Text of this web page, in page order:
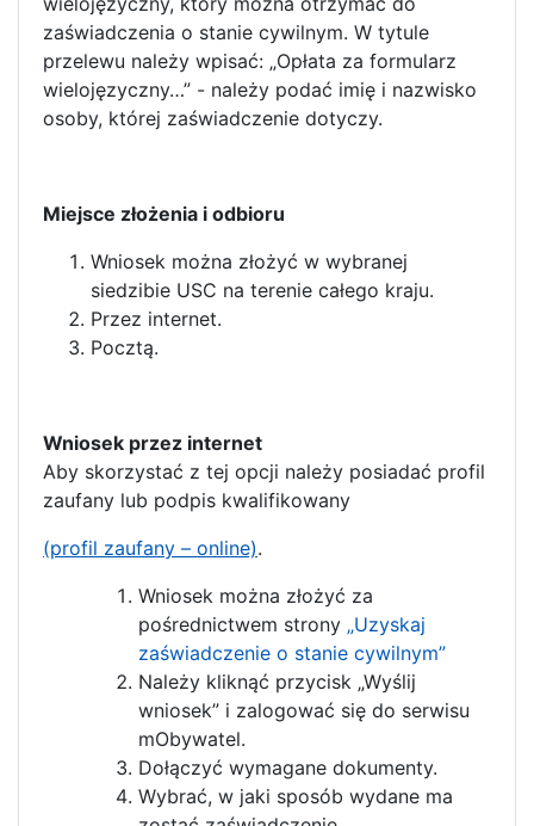
zaświadczenia o stanie cywilnym. W tytule
przelewu należy wpisać: „Opłata za formularz
wielojęzyczny…” - należy podać imię i nazwisko
osoby, której zaświadczenie dotyczy.
Miejsce złożenia i odbioru
Wniosek można złożyć w wybranej
siedzibie USC na terenie całego kraju.
Przez internet.
Pocztą.
Wniosek przez internet
Aby skorzystać z tej opcji należy posiadać profil
zaufany lub podpis kwalifikowany
(profil zaufany – online).
Wniosek można złożyć za
pośrednictwem strony „Uzyskaj
zaświadczenie o stanie cywilnym”
Należy kliknąć przycisk „Wyślij
wniosek” i zalogować się do serwisu
mObywatel.
Dołączyć wymagane dokumenty.
Wybrać, w jaki sposób wydane ma